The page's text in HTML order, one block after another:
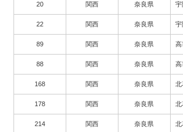
20 関西 奈良県
22 関西 奈良県
89 関西 奈良県 高
88 関西 奈良県
168 関西 奈良県 北
178 関西 奈良県 北
214 関西 奈良県 北